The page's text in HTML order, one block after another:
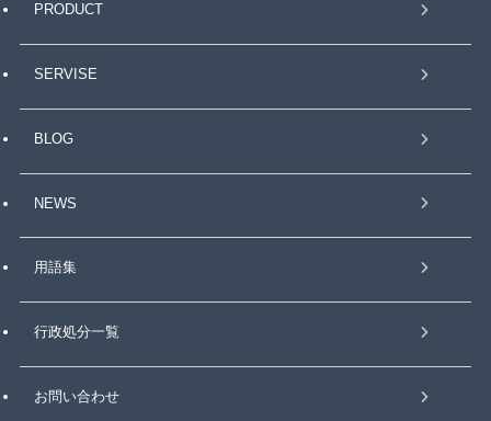
PRODUCT
SERVISE
BLOG
NEWS
用語集
行政処分一覧
お問い合わせ